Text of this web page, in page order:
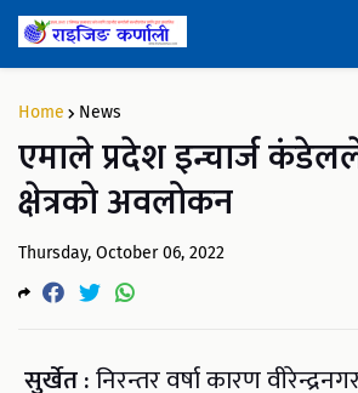
Home News
एमाले प्रदेश इन्चार्ज
क्षेत्रको अवलोकन
Thursday, October 06, 2022
सुर्खेत :निरन्तर वर्षा कारण